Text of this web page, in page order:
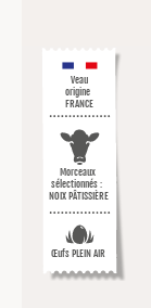
Veau
origine
FRANCE
Œufs PLEIN AIR
Morceaux
sélectionnés :
NOIX PÂTISSIÈRE